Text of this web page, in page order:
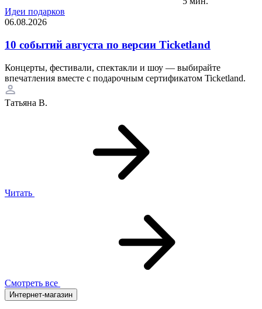
Идеи подарков
06.08.2026
10 событий августа по версии Ticketland
Концерты, фестивали, спектакли и шоу — выбирайте
впечатления вместе с подарочным сертификатом Ticketland.
Татьяна В.
Читать
Смотреть все
Интернет-магазин